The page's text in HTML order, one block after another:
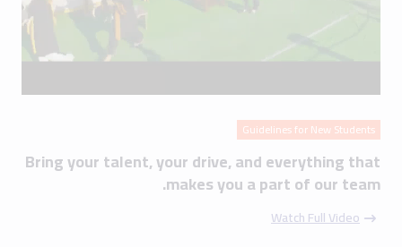
Guidelines for New Students
Bring your talent, your drive, and everything that
makes you a part of our team.
Watch Full Video